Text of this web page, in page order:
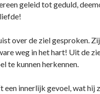
geleid tot geduld,
over de ziel gesproken.
weg in het hart! Uit de
te kunnen herkennen.
een innerlijk gevoel, wat